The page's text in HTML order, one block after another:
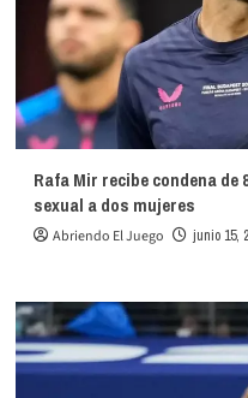
Rafa Mir recibe condena
sexual a dos mujeres
Abriendo El Juego junio 15,